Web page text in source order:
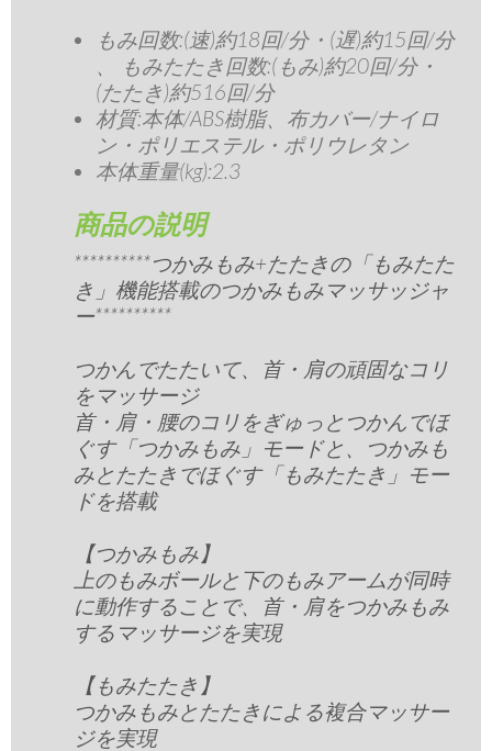
もみ回数:(速)約18回/分・(遅)約15回/分
、 もみたたき回数:(もみ)約20回/分・
(たたき)約516回/分
材質:本体/ABS樹脂、布カバー/ナイロ
ン・ポリエステル・ポリウレタン
本体重量(kg):2.3
商品の説明
**********つかみもみ+たたきの「もみたた
き」機能搭載のつかみもみマッサッジャ
ー**********
つかんでたたいて、首・肩の頑固なコリ
をマッサージ
首・肩・腰のコリをぎゅっとつかんでほ
ぐす「つかみもみ」モードと、つかみも
みとたたきでほぐす「もみたたき」モー
ドを搭載
【つかみもみ】
上のもみボールと下のもみアームが同時
に動作することで、首・肩をつかみもみ
するマッサージを実現
【もみたたき】
つかみもみとたたきによる複合マッサー
ジを実現